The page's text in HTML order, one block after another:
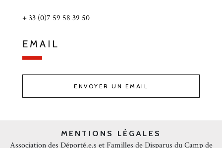
+ 33 (0)7 59 58 39 50
EMAIL
ENVOYER UN EMAIL
MENTIONS LÉGALES
Association des Déporté.e.s et Familles de Disparus du Camp de